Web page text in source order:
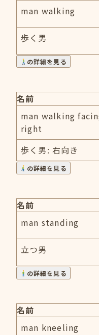
man walking
歩く男
の詳細を見る
名前
man walking
right
歩く男: 右向き
の詳細を見る
名前
man standing
立つ男
の詳細を見る
名前
man kneeling